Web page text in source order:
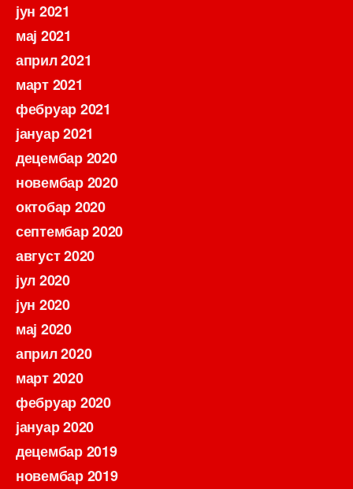
јун 2021
мај 2021
април 2021
март 2021
фебруар 2021
јануар 2021
децембар 2020
новембар 2020
октобар 2020
септембар 2020
август 2020
јул 2020
јун 2020
мај 2020
април 2020
март 2020
фебруар 2020
јануар 2020
децембар 2019
новембар 2019